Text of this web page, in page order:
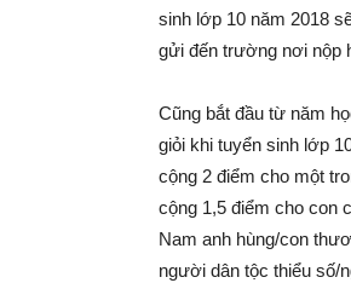
sinh lớp 10 năm 2018
gửi đến trường nơi nộp
Cũng bắt đầu từ năm
giỏi khi tuyển sinh lớp
cộng 2 điểm cho một
cộng 1,5 điểm cho con
Nam anh hùng/con
người dân tộc thiểu số/